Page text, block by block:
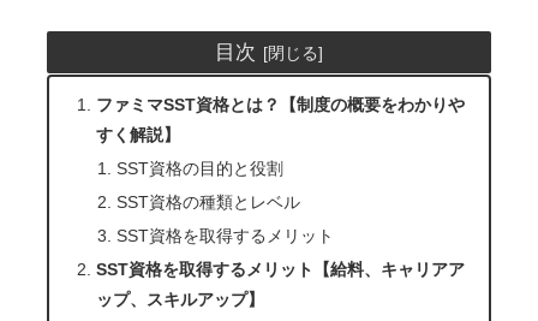
目次
ファミマSST資格とは？【制度の概要をわかりや
すく解説】
SST資格の目的と役割
SST資格の種類とレベル
SST資格を取得するメリット
SST資格を取得するメリット【給料、キャリアア
ップ、スキルアップ】